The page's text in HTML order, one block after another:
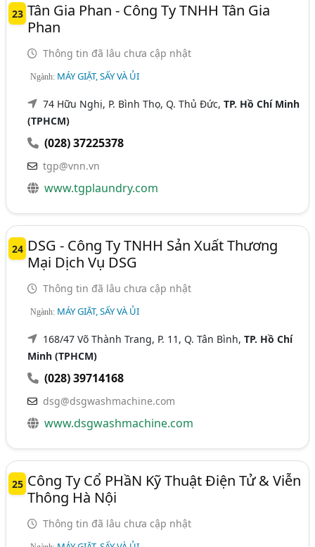
23 Tân Gia Phan - Công Ty TNHH Tân Gia
Phan
Thông tin đã lâu chưa cập nhật
Ngành: MÁY GIẶT, SẤY VÀ ỦI
74 Hữu Nghị, P. Bình Thọ, Q. Thủ Đức,TP. Hồ Chí Minh
(TPHCM)
(028) 37225378
tgp@vnn.vn
www.tgplaundry.com
24 DSG - Công Ty TNHH Sản Xuất Thương
Mại Dịch Vụ DSG
Thông tin đã lâu chưa cập nhật
Ngành: MÁY GIẶT, SẤY VÀ ỦI
168/47 Võ Thành Trang, P. 11, Q. Tân Bình,TP. Hồ Chí
Minh (TPHCM)
(028) 39714168
dsg@dsgwashmachine.com
www.dsgwashmachine.com
25 Công Ty Cổ PHầN Kỹ Thuật Điện Tử & Viễn
Thông Hà Nội
Thông tin đã lâu chưa cập nhật